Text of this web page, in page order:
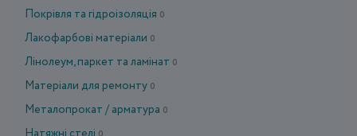
Покрівля та гідроізоляція 0
Лакофарбові матеріали 0
Лінолеум, паркет та ламінат 0
Матеріали для ремонту 0
Металопрокат / арматура 0